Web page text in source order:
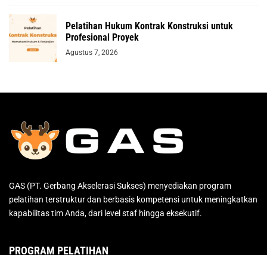
Pelatihan Hukum Kontrak Konstruksi untuk
Profesional Proyek
Agustus 7, 2026
GAS (PT. Gerbang Akselerasi Sukses) menyediakan program
pelatihan terstruktur dan berbasis kompetensi untuk meningkatkan
kapabilitas tim Anda, dari level staf hingga eksekutif.
PROGRAM PELATIHAN